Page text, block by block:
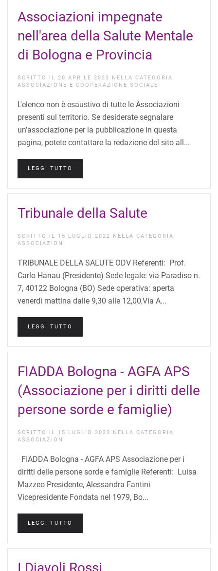
Associazioni impegnate
nell'area della Salute Mentale
di Bologna e Provincia
SCRITTO IL 20 APRILE 2023
NELLA CATEGORIA
ASSOCIAZIONE E COOPERAZIONE SOCIALE
L'elenco non è esaustivo di tutte le Associazioni
presenti sul territorio. Se desiderate segnalare
un'associazione per la pubblicazione in questa
pagina, potete contattare la redazione del sito all...
LEGGI TUTTO
Tribunale della Salute
SCRITTO IL 15 LUGLIO 2022
NELLA CATEGORIA
ASSOCIAZIONI
TRIBUNALE DELLA SALUTE ODV Referenti: Prof.
Carlo Hanau (Presidente) Sede legale: via Paradiso n.
7, 40122 Bologna (BO) Sede operativa: aperta
venerdì mattina dalle 9,30 alle 12,00,Via A...
LEGGI TUTTO
FIADDA Bologna - AGFA APS
(Associazione per i diritti delle
persone sorde e famiglie)
SCRITTO IL 15 LUGLIO 2022
NELLA CATEGORIA
ASSOCIAZIONI
FIADDA Bologna - AGFA APS Associazione per i
diritti delle persone sorde e famiglie Referenti: Luisa
Mazzeo Presidente, Alessandra Fantini
Vicepresidente Fondata nel 1979, Bo...
LEGGI TUTTO